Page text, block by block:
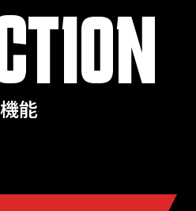
機能